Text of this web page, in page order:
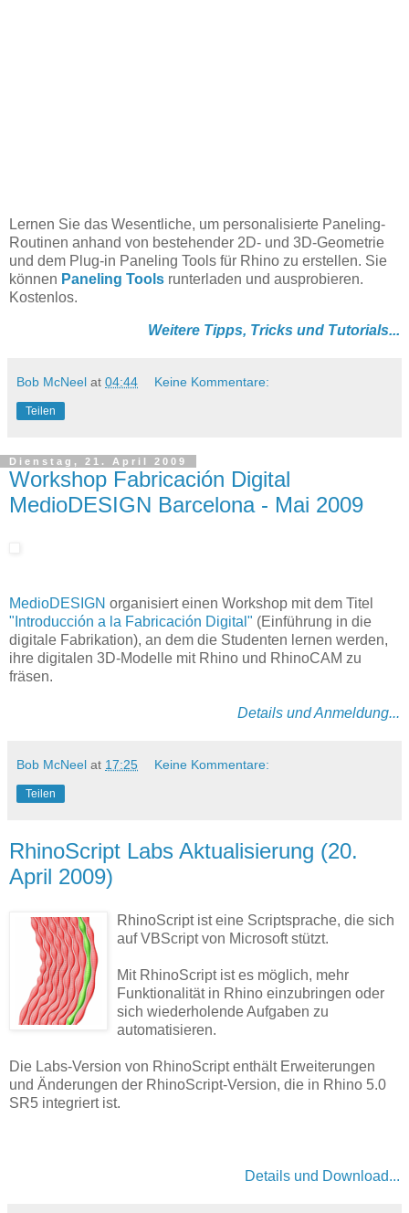
Lernen Sie das Wesentliche, um personalisierte Paneling-
Routinen anhand von bestehender 2D- und 3D-Geometrie
und dem Plug-in Paneling Tools für Rhino zu erstellen. Sie
können Paneling Tools runterladen und ausprobieren.
Kostenlos.
Weitere Tipps, Tricks und Tutorials...
Bob McNeel at 04:44 Keine Kommentare:
Teilen
Dienstag, 21. April 2009
Workshop Fabricación Digital
MedioDESIGN Barcelona - Mai 2009
MedioDESIGN organisiert einen Workshop mit dem Titel
"Introducción a la Fabricación Digital" (Einführung in die
digitale Fabrikation), an dem die Studenten lernen werden,
ihre digitalen 3D-Modelle mit Rhino und RhinoCAM zu
fräsen.
Details und Anmeldung...
Bob McNeel at 17:25 Keine Kommentare:
Teilen
RhinoScript Labs Aktualisierung (20.
April 2009)
RhinoScript ist eine Scriptsprache, die sich
auf VBScript von Microsoft stützt.
Mit RhinoScript ist es möglich, mehr
Funktionalität in Rhino einzubringen oder
sich wiederholende Aufgaben zu
automatisieren.
Die Labs-Version von RhinoScript enthält Erweiterungen
und Änderungen der RhinoScript-Version, die in Rhino 5.0
SR5 integriert ist.
Details und Download...